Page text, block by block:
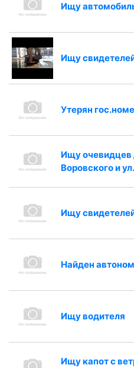
Ищу
Ищу
Утерян
Ищу очевидцев
Воровского и
Ищу
Найден
Ищу водителя
Ищу капот с